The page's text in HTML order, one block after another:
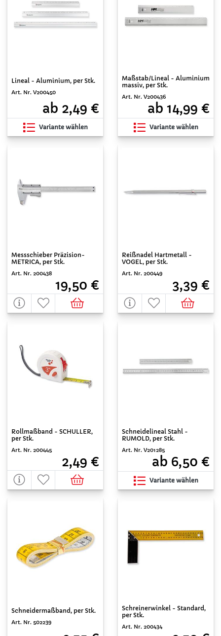
Lineal - Aluminium, per Stk.
Art. Nr. V200450
ab 2,49 €
Variante wählen
Maßstab/Lineal - Aluminium
massiv, per Stk.
Art. Nr. V200436
ab 14,99 €
Variante wählen
Messschieber Präzision-
METRICA, per Stk.
Art. Nr. 200438
19,50 €
Reißnadel Hartmetall -
VOGEL, per Stk.
Art. Nr. 200449
3,39 €
Rollmaßband - SCHULLER,
per Stk.
Art. Nr. 200445
2,49 €
Schneidelineal Stahl -
RUMOLD, per Stk.
Art. Nr. V201285
ab 6,50 €
Variante wählen
Schneidermaßband, per Stk.
Art. Nr. 502239
Schreinerwinkel - Standard,
per Stk.
Art. Nr. 200434